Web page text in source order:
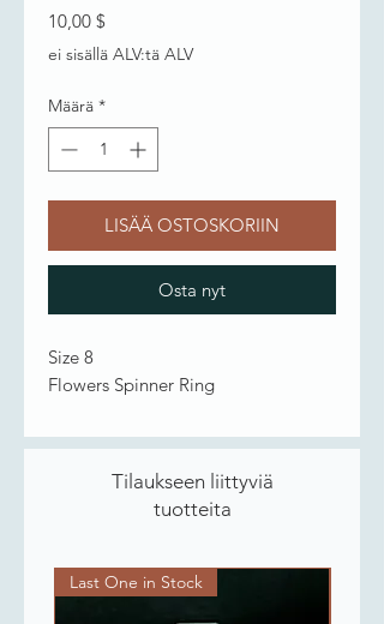
10,00 $
ei sisällä ALV:tä ALV
Määrä *
LISÄÄ OSTOSKORIIN
Osta nyt
Size 8
Flowers Spinner Ring
Tilaukseen liittyviä
tuotteita
Last One in Stock